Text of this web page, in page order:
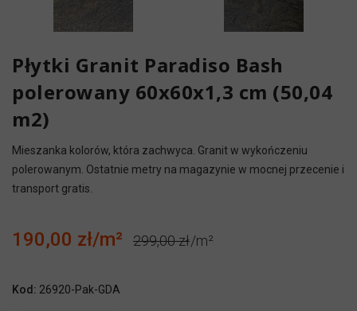
Płytki Granit Paradiso Bash
polerowany 60x60x1,3 cm (50,04
m2)
Mieszanka kolorów, która zachwyca. Granit w wykończeniu
polerowanym. Ostatnie metry na magazynie w mocnej przecenie i
transport gratis.
190,00 zł 299,00 zł
Kod: 26920-Pak-GDA